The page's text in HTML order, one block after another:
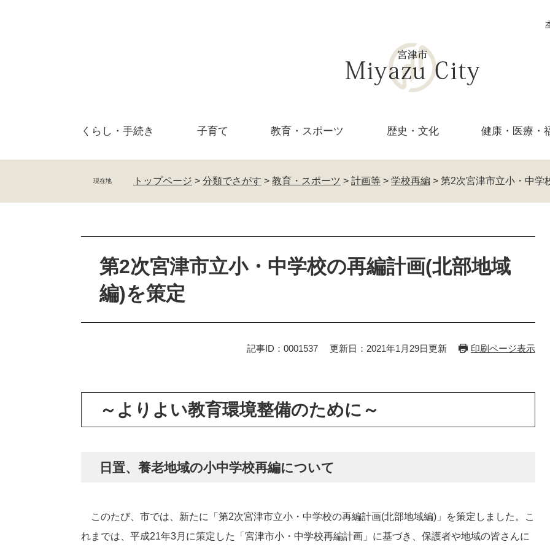
くらし・ 手続き 子育て 教育・ スポーツ 歴史・文化 健康・医療・
現在地 トップページ > 分類でさがす > 教育・スポーツ > 計画等 > 学校再編 > 第2次宮津市立小・中学
第2次宮津市立小・中学校の再編計画(北部地域
編)を策定
記事ID：0001537 更新日：2021年1月29日更新 印刷ページ表示
～よりよい教育環境整備のために～
日置、養老地域の小中学校再編について
このたび、市では、新たに「第2次宮津市立小・中学校の再編計画(北部地域編)」を策定しました。こ
れまでは、平成21年3月に策定した「宮津市小・中学校再編計画」に基づき、保護者や地域の皆さんに